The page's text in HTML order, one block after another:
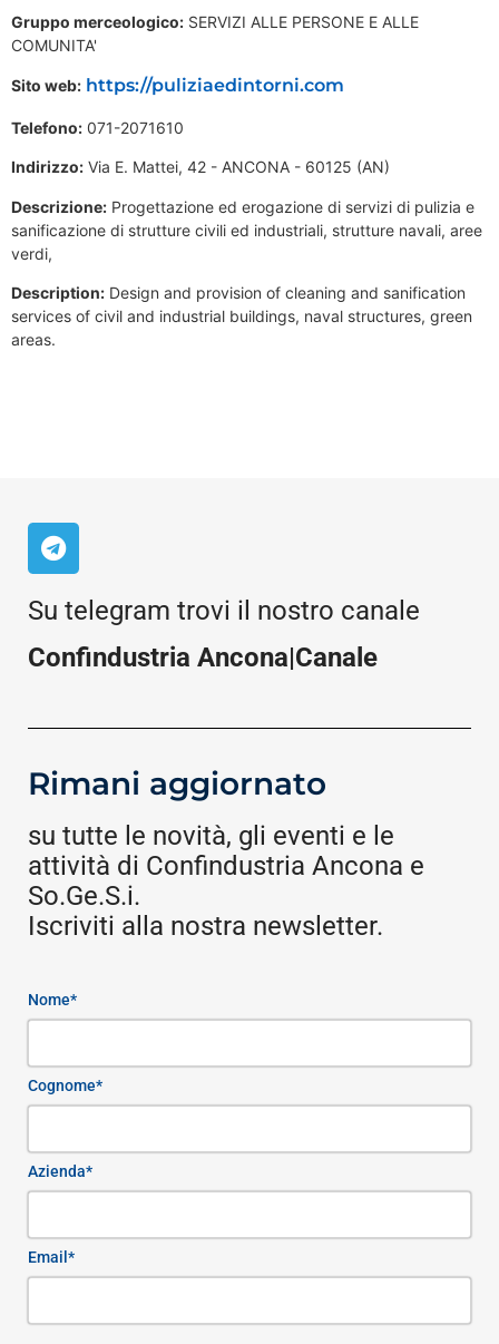
Gruppo merceologico: SERVIZI ALLE PERSONE E ALLE
COMUNITA'
Sito web: https://puliziaedintorni.com
Telefono: 071-2071610
Indirizzo: Via E. Mattei, 42 - ANCONA - 60125 (AN)
Descrizione: Progettazione ed erogazione di servizi di pulizia e
sanificazione di strutture civili ed industriali, strutture navali, aree
verdi,
Description: Design and provision of cleaning and sanification
services of civil and industrial buildings, naval structures, green
areas.
Su telegram trovi il nostro canale
Confindustria Ancona|Canale
Rimani aggiornato
su tutte le novità, gli eventi e le
attività di Confindustria Ancona e
So.Ge.S.i.
Iscriviti alla nostra newsletter.
Nome*
Cognome*
Azienda*
Email*